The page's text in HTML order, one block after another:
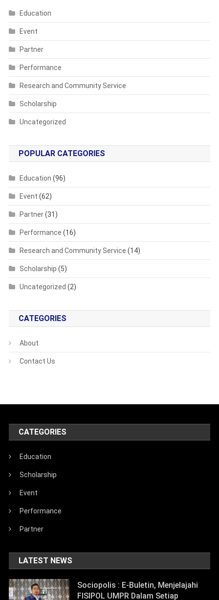
Education
Event
Partner
Performance
Research and Community Service
Scholarship
Uncategorized
POPULAR CATEGORIES
Education (96)
Event (62)
Partner(31)
Performance (16)
Research and Community Service (14)
Scholarship (5)
Uncategorized (2)
CATEGORIES
About
Contact Us
CATEGORIES
Education
Scholarship
Event
Performance
Partner
LATEST NEWS
Sociopolis : E-Buletin, Menjelajahi
FISIPOL UMPR Dalam Setiap